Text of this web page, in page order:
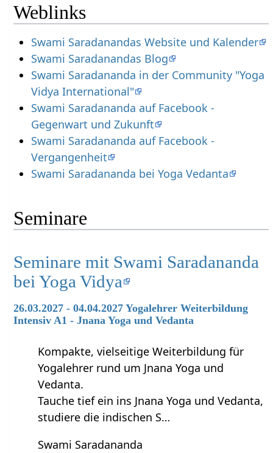
Weblinks
Swami Saradanandas Website und Kalender
Swami Saradanandas Blog
Swami Saradananda in der Community "Yoga
Vidya International"
Swami Saradananda auf Facebook -
Gegenwart und Zukunft
Swami Saradananda auf Facebook -
Vergangenheit
Swami Saradananda bei Yoga Vedanta
Seminare
Seminare mit Swami Saradananda
bei Yoga Vidya
26.03.2027 - 04.04.2027 Yogalehrer Weiterbildung
Intensiv A1 - Jnana Yoga und Vedanta
Kompakte, vielseitige Weiterbildung für
Yogalehrer rund um Jnana Yoga und
Vedanta.
Tauche tief ein ins Jnana Yoga und Vedanta,
studiere die indischen S…
Swami Saradananda